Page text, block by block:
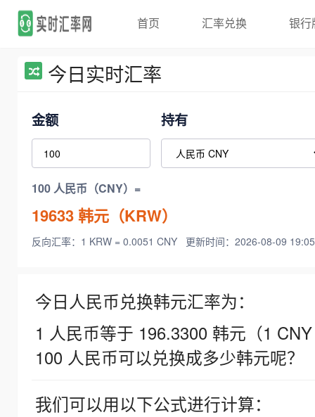
首页 汇率兑换 银行
今日实时汇率
金额 持有
100 人民币（CNY）=
19633韩元（KRW）
反向汇率：1 KRW = 0.0051 CNY 更新时间：2026-08-09
今日人民币兑换韩元汇率为：
1 人民币等于 196.3300 韩元（1
100 人民币可以兑换成多少韩元呢？
我们可以用以下公式进行计算：